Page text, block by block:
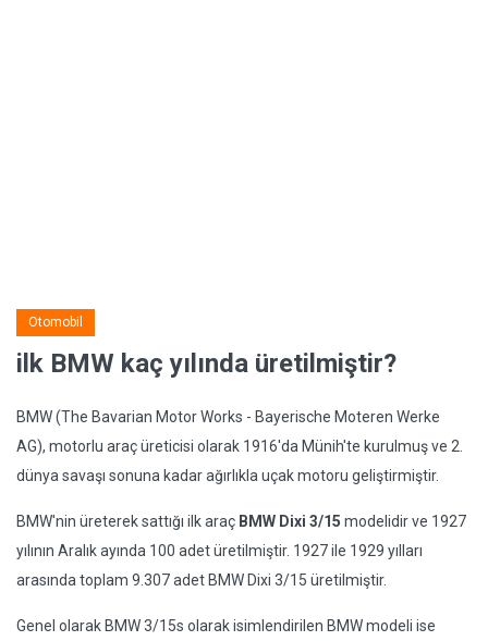
Otomobil
ilk BMW kaç yılında üretilmiştir?
BMW (The Bavarian Motor Works - Bayerische Moteren Werke
AG), motorlu araç üreticisi olarak 1916'da Münih'te kurulmuş ve 2.
dünya savaşı sonuna kadar ağırlıkla uçak motoru geliştirmiştir.
BMW'nin üreterek sattığı ilk araç BMW Dixi 3/15 modelidir ve 1927
yılının Aralık ayında 100 adet üretilmiştir. 1927 ile 1929 yılları
arasında toplam 9.307 adet BMW Dixi 3/15 üretilmiştir.
Genel olarak BMW 3/15s olarak isimlendirilen BMW modeli ise